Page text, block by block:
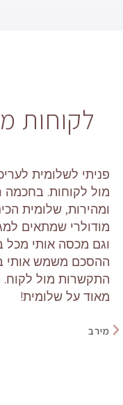
לקוחות
הפוסט לא על גדר
לקחת אותה נקודה!
יודעת שאני הכי
ורק בזכות שלומית
צעק ענק בחיים שלי
לא שלומית אני עד
מתקדמת בחיים.
בעיניים של
שאמרתי לכל